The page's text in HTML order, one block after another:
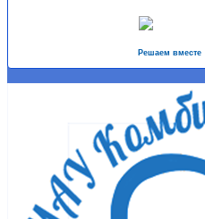
Решаем вместе